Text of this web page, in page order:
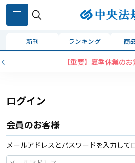
新刊 ランキング 商
【重要】夏季休業の
ログイン
会員のお客様
メールアドレスとパスワードを入力して